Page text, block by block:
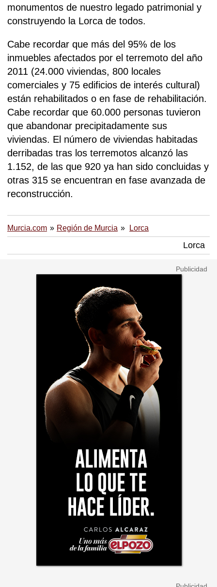
monumentos de nuestro legado patrimonial y
construyendo la Lorca de todos.
Cabe recordar que más del 95% de los
inmuebles afectados por el terremoto del año
2011 (24.000 viviendas, 800 locales
comerciales y 75 edificios de interés cultural)
están rehabilitados o en fase de rehabilitación.
Cabe recordar que 60.000 personas tuvieron
que abandonar precipitadamente sus
viviendas. El número de viviendas habitadas
derribadas tras los terremotos alcanzó las
1.152, de las que 920 ya han sido concluidas y
otras 315 se encuentran en fase avanzada de
reconstrucción.
Murcia.com Región de Murcia Lorca
Lorca